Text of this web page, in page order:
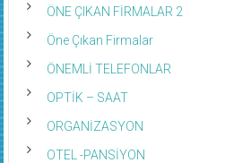
ÖNE ÇIKAN FİRMALAR 2
Öne Çıkan Firmalar
ÖNEMLİ TELEFONLAR
OPTİK – SAAT
ORGANİZASYON
OTEL -PANSİYON